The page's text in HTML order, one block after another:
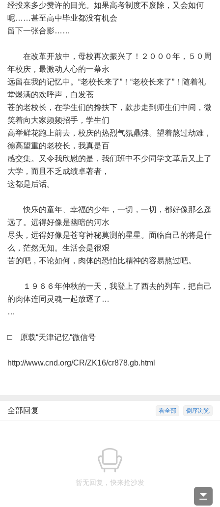
经投来多少赞许的目光。如果高考制度不废除，又会如何
呢……甚至高中毕业都没有机会
留下一张合影……
在改革开放中，母校再次振兴了！２０００年，５０周
年校庆，最激动人心的一幕永
远留在我的记忆中。“老校长来了”！“老校长来了”！随着礼
堂爆满的欢呼声，白发苍
苍的老校长，在学生们的搀扶下，款步走到师生们中间，微
笑着向大家频频招手，学生们
高举鲜花跑上前去，校庆的热烈气氛鼎沸。望着熬过劫难，
德高望重的老校长，我真是百
感交集。又令我欣慰的是，我们班中不少同学文革后又上了
大学，而且不乏成绩卓著者，
这都是后话。
快乐的童年、幸福的少年，一切，一切，都好像那么遥
远了。远得好像是幽暗的河水
尽头，远得好像是苍穹神秘莫测的星星。面临自己的将是什
么，茫然无知。生活会是很艰
苦的吧，不论如何，肉体的恐怕比精神的容易熬过吧。
１９６６年仲秋的一天，我登上了西去的列车，把自己
的肉体连同灵魂一起放逐了…
…
□ 原载“天津记忆“微信号
http://www.cnd.org/CR/ZK16/cr878.gb.html
倒序浏览
看全部
全部回复
暂无回复，快来抢沙发